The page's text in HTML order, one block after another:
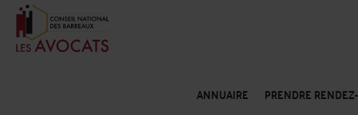
ANNUAIRE PRENDRE